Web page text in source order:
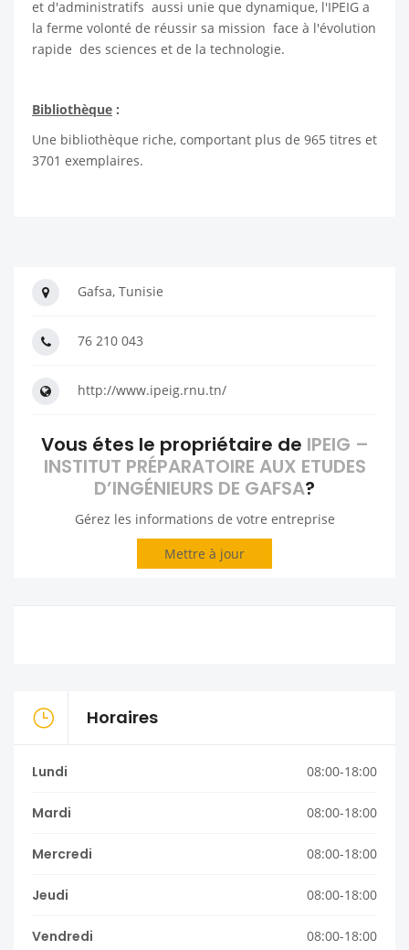
et d'administratifs aussi unie que dynamique, l'IPEIG a
la ferme volonté de réussir sa mission face à l'évolution
rapide des sciences et de la technologie.
Bibliothèque :
Une bibliothèque riche, comportant plus de 965 titres et
3701 exemplaires.
Gafsa, Tunisie
76 210 043
http://www.ipeig.rnu.tn/
Vous étes le propriétaire de IPEIG –
INSTITUT PRÉPARATOIRE AUX ETUDES
D’INGÉNIEURS DE GAFSA?
Gérez les informations de votre entreprise
Mettre à jour
Horaires
Lundi 08:00-18:00
Mardi 08:00-18:00
Mercredi 08:00-18:00
Jeudi 08:00-18:00
Vendredi 08:00-18:00